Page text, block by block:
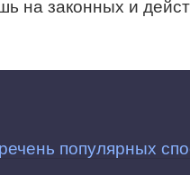
на законных и
популярных